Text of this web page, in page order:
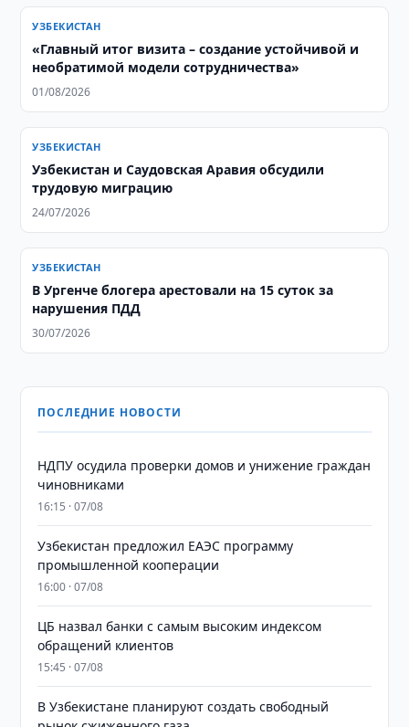
УЗБЕКИСТАН
«Главный итог визита – создание устойчивой и
необратимой модели сотрудничества»
01/08/2026
УЗБЕКИСТАН
Узбекистан и Саудовская Аравия обсудили
трудовую миграцию
24/07/2026
УЗБЕКИСТАН
В Ургенче блогера арестовали на 15 суток за
нарушения ПДД
30/07/2026
ПОСЛЕДНИЕ НОВОСТИ
НДПУ осудила проверки домов и унижение граждан
чиновниками
16:15 · 07/08
Узбекистан предложил ЕАЭС программу
промышленной кооперации
16:00 · 07/08
ЦБ назвал банки с самым высоким индексом
обращений клиентов
15:45 · 07/08
В Узбекистане планируют создать свободный